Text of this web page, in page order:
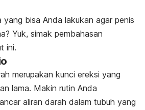
bisa Anda lakukan agar penis
Yuk, simak pembahasan
ini.
merupakan kunci ereksi yang
lama. Makin rutin Anda
aliran darah dalam tubuh yang